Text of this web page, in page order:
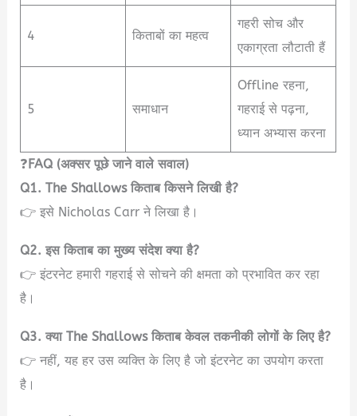
4 किताबों का महत्व
गहरी सोच और
एकाग्रता लौटाती हैं
5 समाधान
Offline रहना,
गहराई से पढ़ना,
ध्यान अभ्यास करना
❓FAQ (अक्सर पूछे जाने वाले सवाल)
Q1. The Shallows किताब किसने लिखी है?
👉 इसे Nicholas Carr ने लिखा है।
Q2. इस किताब का मुख्य संदेश क्या है?
👉 इंटरनेट हमारी गहराई से सोचने की क्षमता को प्रभावित कर रहा
है।
Q3. क्या The Shallows किताब केवल तकनीकी लोगों के लिए है?
👉 नहीं, यह हर उस व्यक्ति के लिए है जो इंटरनेट का उपयोग करता
है।